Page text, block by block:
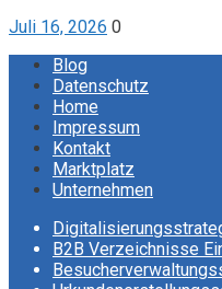
Juli 16, 2026 0
Blog
Datenschutz
Home
Impressum
Kontakt
Marktplatz
Unternehmen
B2B Verzeichnisse